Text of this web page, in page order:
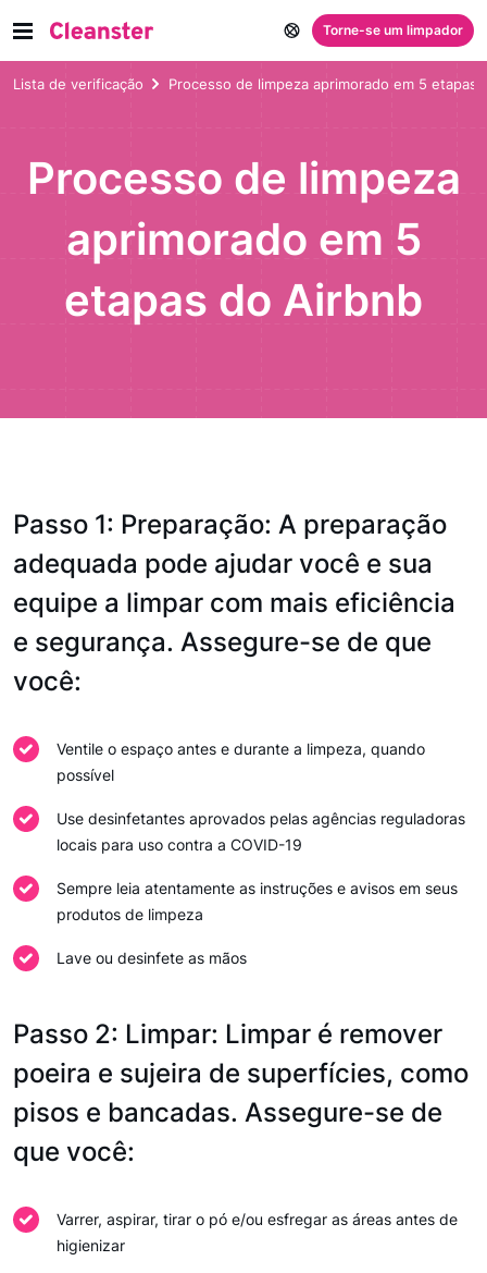
Torne-se um limpador
Lista de verificação Processo de limpeza aprimorado em 5 etapas
Processo de limpeza
aprimorado em 5
etapas do Airbnb
Passo 1: Preparação: A preparação
adequada pode ajudar você e sua
equipe a limpar com mais eficiência
e segurança. Assegure-se de que
você:
Ventile o espaço antes e durante a limpeza, quando
possível
Use desinfetantes aprovados pelas agências reguladoras
locais para uso contra a COVID-19
Sempre leia atentamente as instruções e avisos em seus
produtos de limpeza
Lave ou desinfete as mãos
Passo 2: Limpar: Limpar é remover
poeira e sujeira de superfícies, como
pisos e bancadas. Assegure-se de
que você:
Varrer, aspirar, tirar o pó e/ou esfregar as áreas antes de
higienizar